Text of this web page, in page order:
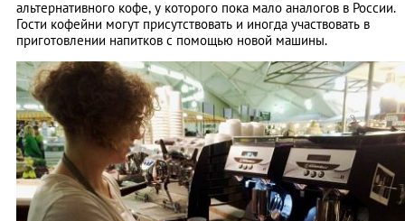
альтернативного кофе, у которого пока мало аналогов в России.
Гости кофейни могут присутствовать и иногда участвовать в
приготовлении напитков с помощью новой машины.